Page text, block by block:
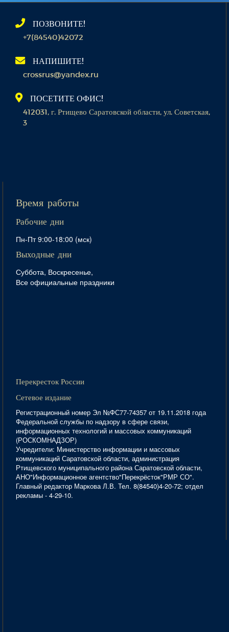
ПОЗВОНИТЕ!
+7(84540)42072
НАПИШИТЕ!
crossrus@yandex.ru
ПОСЕТИТЕ ОФИС!
412031, г. Ртищево Саратовской области, ул. Советская,
3
Время работы
Рабочие дни
Пн-Пт 9:00-18:00 (мск)
Выходные дни
Суббота, Воскресенье,
Все официальные праздники
Перекресток России
Сетевое издание
Регистрационный номер Эл №ФС77-74357 от 19.11.2018 года
Федеральной службы по надзору в сфере связи,
информационных технологий и массовых коммуникаций
(РОСКОМНАДЗОР)
Учредители: Министерство информации и массовых
коммуникаций Саратовской области, администрация
Ртищевского муниципального района Саратовской области,
АНО"Информационное агентство"Перекрёсток"РМР СО".
Главный редактор Маркова Л.В. Тел. 8(84540)4-20-72; отдел
рекламы - 4-29-10.